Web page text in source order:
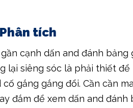
tích
cạnh dấn and đánh bảng
lại siêng sóc là phải thiết
cố gắng gắng đổi. Cần cần
đắm để xem dấn and